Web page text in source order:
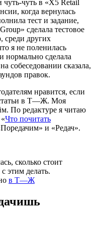
чуть в «X5 Retail
когда вернулась
тест и задание,
сделала тестовое
среди других
я не поленилась
нормально сделала
собеседовании сказала,
правок.
нравится, если
статьи в Т—Ж. Моя
По редактуре я читаю
Что почитать
и «Редач».
сколько стоит
этим делать.
в Т—Ж